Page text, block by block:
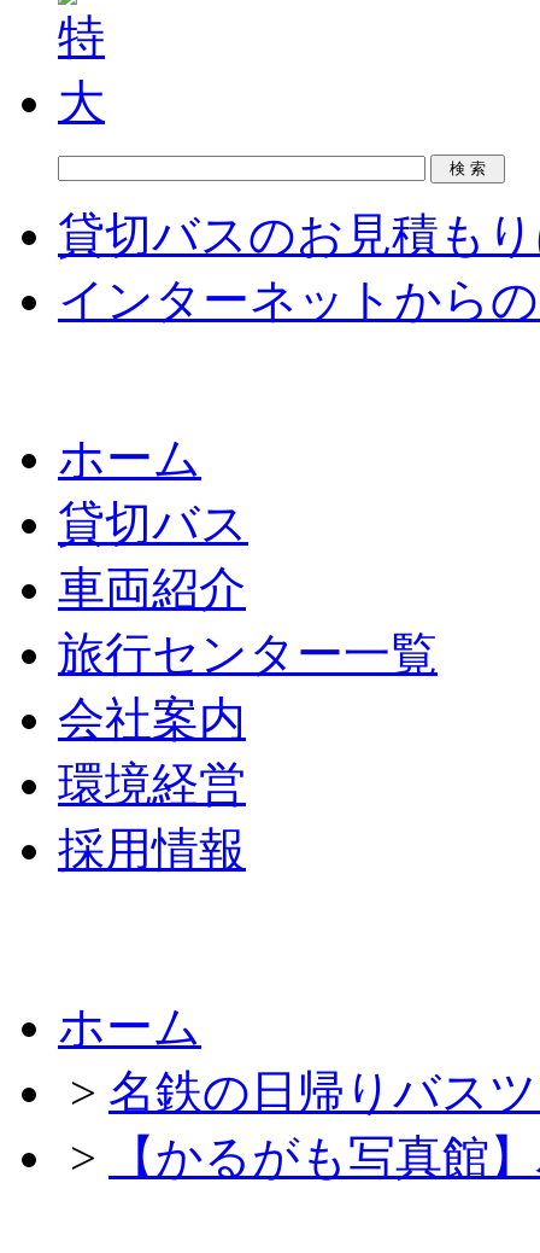
貸切バスのお見積も
インターネットから
ホーム
貸切バス
車両紹介
旅行センター一覧
会社案内
環境経営
採用情報
ホーム
> 名鉄の日帰りバス
>
【かるがも写真館